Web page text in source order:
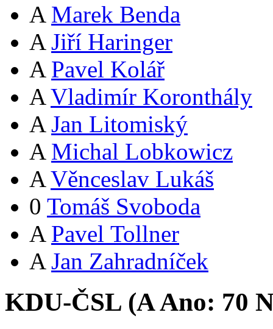
A Marek Benda
A Jiří Haringer
A Pavel Kolář
A Vladimír Koronthály
A Jan Litomiský
A Michal Lobkowicz
A Věnceslav Lukáš
0 Tomáš Svoboda
A Pavel Tollner
A Jan Zahradníček
KDU-ČSL (AAno: 70